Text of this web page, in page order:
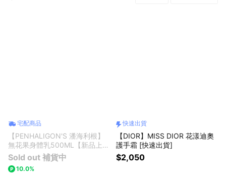
通訊 巧克力
宅配商品
【PENHALIGON'S 潘海利根】
無花果身體乳500ML【新品上
市】【生日禮物首選】【喬遷之
禮推薦】
Sold out 補貨中
10.0%
快速出貨
【DIOR】MISS DIOR 花漾迪奧
護手霜 [快速出貨]
$2,050